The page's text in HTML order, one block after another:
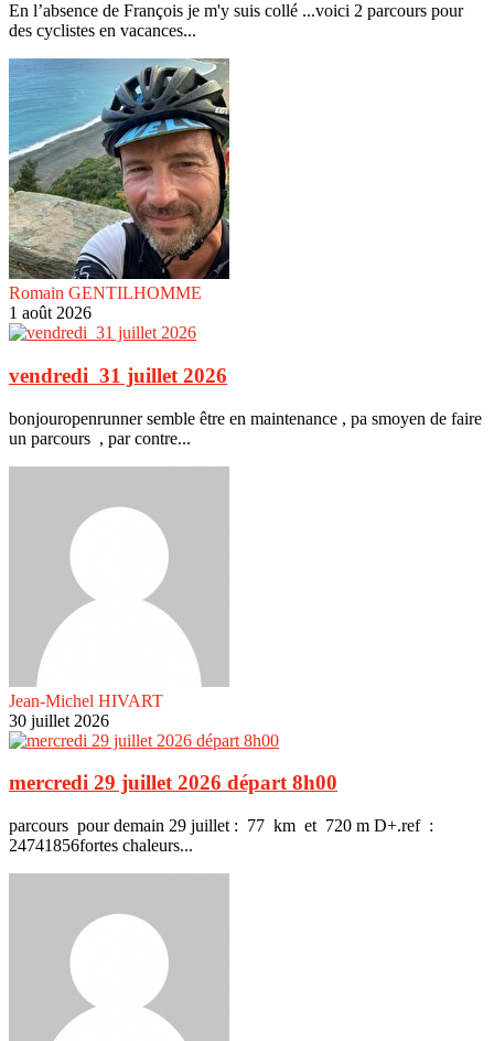
En l’absence de François je m'y suis collé ...voici 2 parcours pour
des cyclistes en vacances...
Romain GENTILHOMME
1 août 2026
vendredi 31 juillet 2026
bonjouropenrunner semble être en maintenance , pa smoyen de faire
un parcours , par contre...
Jean-Michel HIVART
30 juillet 2026
mercredi 29 juillet 2026 départ 8h00
parcours pour demain 29 juillet : 77 km et 720 m D+.ref :
24741856fortes chaleurs...